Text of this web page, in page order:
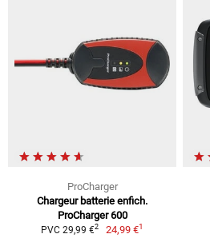
ProCharger
Chargeur batterie enfich.
ProCharger 600
PVC 29,99 €2 24,99 €1